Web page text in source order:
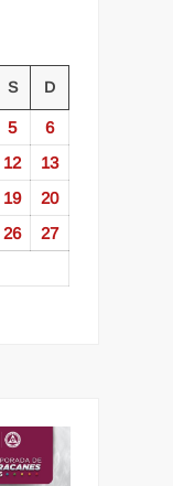
S D
5
6
12
13
19
20
26
27